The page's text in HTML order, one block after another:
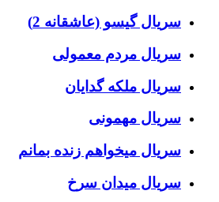
سریال گیسو (عاشقانه 2)
سریال مردم معمولی
سریال ملکه گدایان
سریال مهمونی
سریال میخواهم زنده بمانم
سریال میدان سرخ